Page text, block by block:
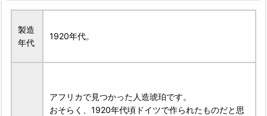
製造
年代
1920年代。
アフリカで見つかった人造琥珀です。
おそらく、1920年代頃ドイツで作られたものだと思